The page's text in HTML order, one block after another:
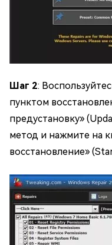
Шаг 2:
пунктом
предустановку»
метод и нажмите на
восстановление»